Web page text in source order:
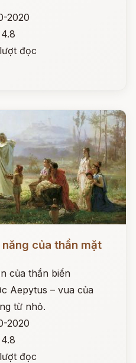
2020
4.8
đọc
của thần mặt
của thần biển
Aepytus – vua của
từ nhỏ.
2020
4.8
đọc